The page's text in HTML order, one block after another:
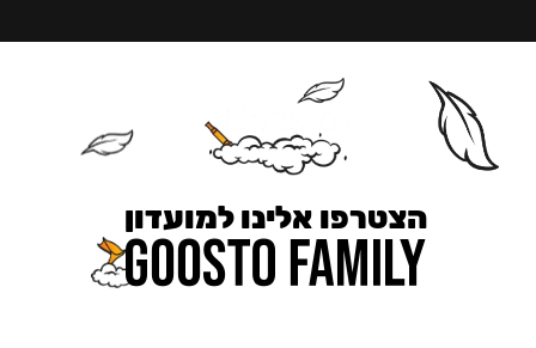
הצטרפו אלינו למועדון